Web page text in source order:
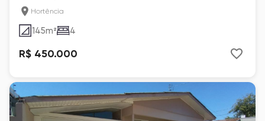
Hortência
145m² 4
R$ 450.000